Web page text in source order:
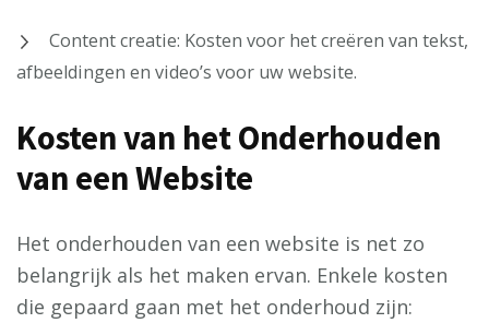
Content creatie: Kosten voor het creëren van tekst,
afbeeldingen en video’s voor uw website.
Kosten van het Onderhouden
van een Website
Het onderhouden van een website is net zo
belangrijk als het maken ervan. Enkele kosten
die gepaard gaan met het onderhoud zijn: